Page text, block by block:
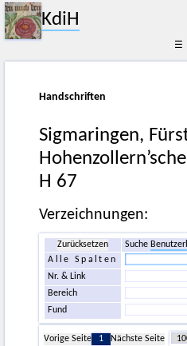
KdiH
☰
Handschriften
Sigmaringen,
H 67
Verzeichnungen:
Zurücksetzen Suche
Alle Spalten
Nr. & Link
Bereich
Fund
Vorige Seite 1 Nächste Seite